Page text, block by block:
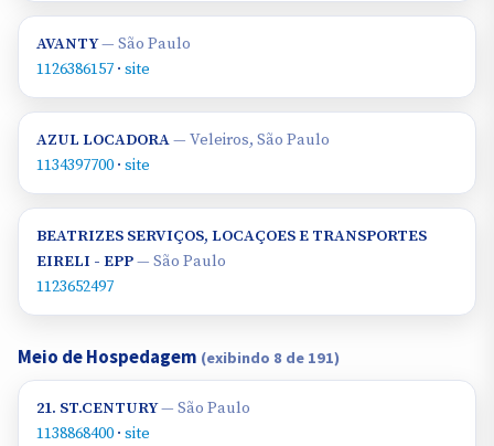
AVANTY— São Paulo
1126386157 · site
AZUL LOCADORA— Veleiros, São Paulo
1134397700 · site
BEATRIZES SERVIÇOS, LOCAÇOES E TRANSPORTES
EIRELI - EPP— São Paulo
1123652497
Meio de Hospedagem (exibindo 8 de 191)
21. ST.CENTURY— São Paulo
1138868400 · site